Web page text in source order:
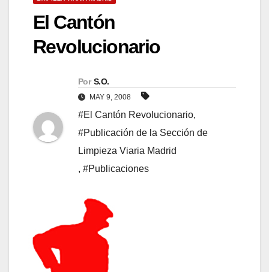
El Cantón
Revolucionario
Por S.O.
MAY 9, 2008
#El Cantón Revolucionario,
#Publicación de la Sección de
Limpieza Viaria Madrid
, #Publicaciones